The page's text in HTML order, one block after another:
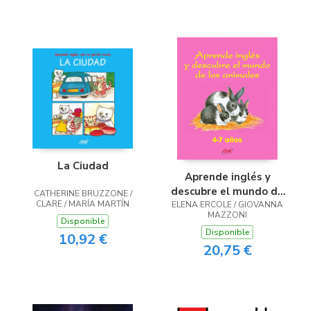
La Ciudad
CATHERINE BRUZZONE /
CLARE / MARÍA MARTÍN
Disponible
10,92 €
Aprende inglés y
descubre el mundo de
los animales
ELENA ERCOLE / GIOVANNA
MAZZONI
Disponible
20,75 €